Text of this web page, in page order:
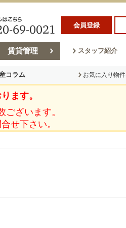
会員登録
賃貸管理 スタッフ紹介
コラム
ム
お気に入り物件
ます。
ざいます。
せ下さい。